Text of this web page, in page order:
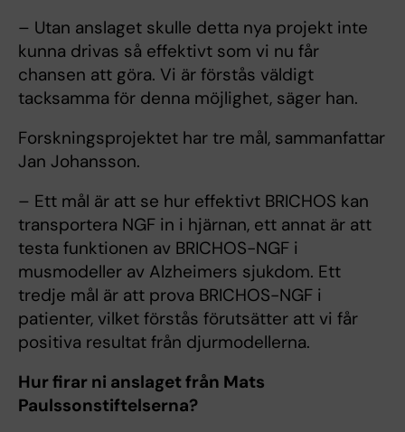
– Utan anslaget skulle detta nya projekt inte
kunna drivas så effektivt som vi nu får
chansen att göra. Vi är förstås väldigt
tacksamma för denna möjlighet, säger han.
Forskningsprojektet har tre mål, sammanfattar
Jan Johansson.
– Ett mål är att se hur effektivt BRICHOS kan
transportera NGF in i hjärnan, ett annat är att
testa funktionen av BRICHOS-NGF i
musmodeller av Alzheimers sjukdom. Ett
tredje mål är att prova BRICHOS-NGF i
patienter, vilket förstås förutsätter att vi får
positiva resultat från djurmodellerna.
Hur firar ni anslaget från Mats
Paulssonstiftelserna?